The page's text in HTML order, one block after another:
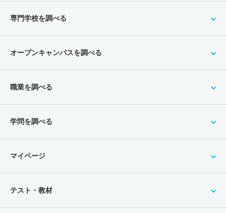
専門学校を調べる
オープンキャンパスを調べる
職業を調べる
学問を調べる
マイページ
テスト・教材